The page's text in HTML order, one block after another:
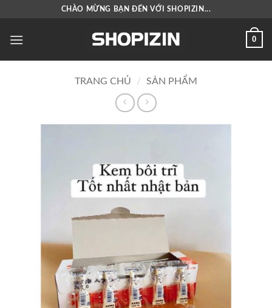
nội
CHÀO MỪNG BẠN ĐẾN VỚI SHOPIZIN...
0
TRANG CHỦ / SẢN PHẨM